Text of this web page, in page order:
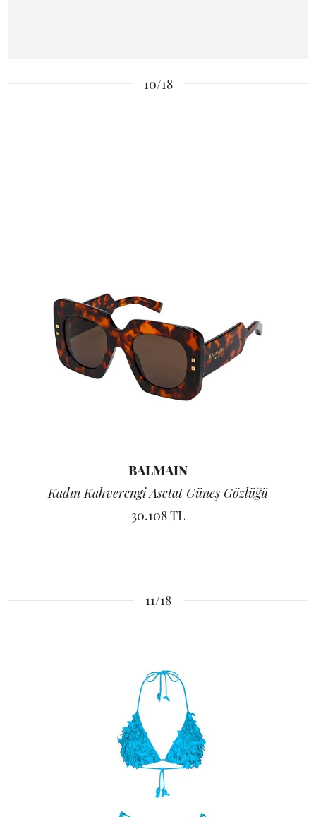
10/18
BALMAIN
Kadın Kahverengi Asetat Güneş Gözlüğü
30.108 TL
11/18